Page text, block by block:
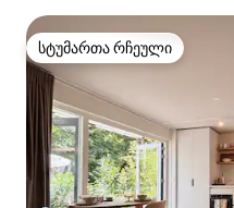
სტუმართა რჩეული
სტუმართა რჩეული